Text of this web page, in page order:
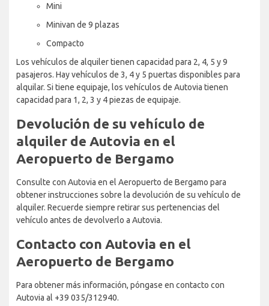
Mini
Minivan de 9 plazas
Compacto
Los vehículos de alquiler tienen capacidad para 2, 4, 5 y 9
pasajeros. Hay vehículos de 3, 4 y 5 puertas disponibles para
alquilar. Si tiene equipaje, los vehículos de Autovia tienen
capacidad para 1, 2, 3 y 4 piezas de equipaje.
Devolución de su vehículo de
alquiler de Autovia en el
Aeropuerto de Bergamo
Consulte con Autovia en el Aeropuerto de Bergamo para
obtener instrucciones sobre la devolución de su vehículo de
alquiler. Recuerde siempre retirar sus pertenencias del
vehículo antes de devolverlo a Autovia.
Contacto con Autovia en el
Aeropuerto de Bergamo
Para obtener más información, póngase en contacto con
Autovia al +39 035/312940.